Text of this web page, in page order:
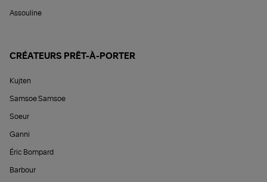
Assouline
CRÉATEURS PRÊT-À-PORTER
Kujten
Samsoe Samsoe
Soeur
Ganni
Éric Bompard
Barbour